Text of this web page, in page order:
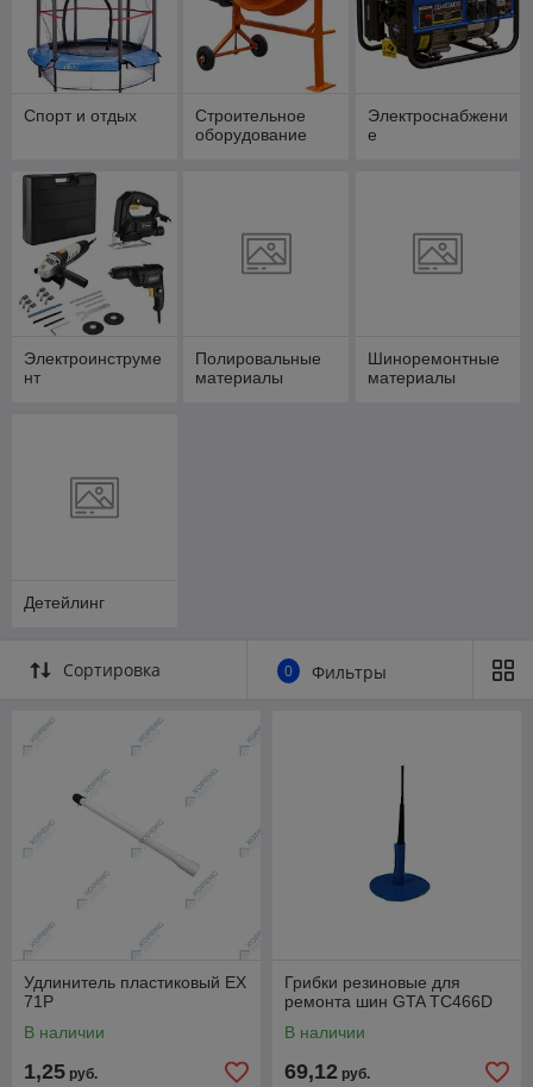
Спорт и отдых
Строительное
оборудование
Электроснабжени
е
Электроинструме
нт
Полировальные
материалы
Шиноремонтные
материалы
Детейлинг
Сортировка 0 Фильтры
Удлинитель пластиковый EX
71P
В наличии
1,25 руб.
Грибки резиновые для
ремонта шин GTA ТС466D
В наличии
69,12 руб.